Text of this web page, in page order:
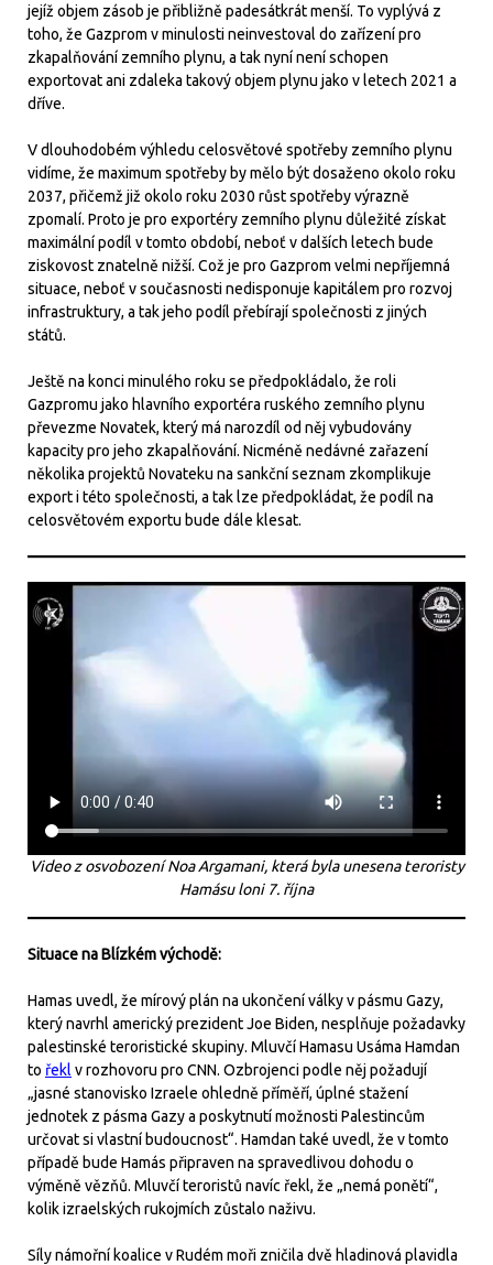
jejíž objem zásob je přibližně padesátkrát menší. To vyplývá z
toho, že Gazprom v minulosti neinvestoval do zařízení pro
zkapalňování zemního plynu, a tak nyní není schopen
exportovat ani zdaleka takový objem plynu jako v letech 2021 a
dříve.
V dlouhodobém výhledu celosvětové spotřeby zemního plynu
vidíme, že maximum spotřeby by mělo být dosaženo okolo roku
2037, přičemž již okolo roku 2030 růst spotřeby výrazně
zpomalí. Proto je pro exportéry zemního plynu důležité získat
maximální podíl v tomto období, neboť v dalších letech bude
ziskovost znatelně nižší. Což je pro Gazprom velmi nepříjemná
situace, neboť v současnosti nedisponuje kapitálem pro rozvoj
infrastruktury, a tak jeho podíl přebírají společnosti z jiných
států.
Ještě na konci minulého roku se předpokládalo, že roli
Gazpromu jako hlavního exportéra ruského zemního plynu
převezme Novatek, který má narozdíl od něj vybudovány
kapacity pro jeho zkapalňování. Nicméně nedávné zařazení
několika projektů Novateku na sankční seznam zkomplikuje
export i této společnosti, a tak lze předpokládat, že podíl na
celosvětovém exportu bude dále klesat.
Video z osvobození Noa Argamani, která byla unesena teroristy
Hamásu loni 7. října
Situace na Blízkém východě:
Hamas uvedl, že mírový plán na ukončení války v pásmu Gazy,
který navrhl americký prezident Joe Biden, nesplňuje požadavky
palestinské teroristické skupiny. Mluvčí Hamasu Usáma Hamdan
to řekl v rozhovoru pro CNN. Ozbrojenci podle něj požadují
„jasné stanovisko Izraele ohledně příměří, úplné stažení
jednotek z pásma Gazy a poskytnutí možnosti Palestincům
určovat si vlastní budoucnost“. Hamdan také uvedl, že v tomto
případě bude Hamás připraven na spravedlivou dohodu o
výměně vězňů. Mluvčí teroristů navíc řekl, že „nemá ponětí“,
kolik izraelských rukojmích zůstalo naživu.
Síly námořní koalice v Rudém moři zničila dvě hladinová plavidla